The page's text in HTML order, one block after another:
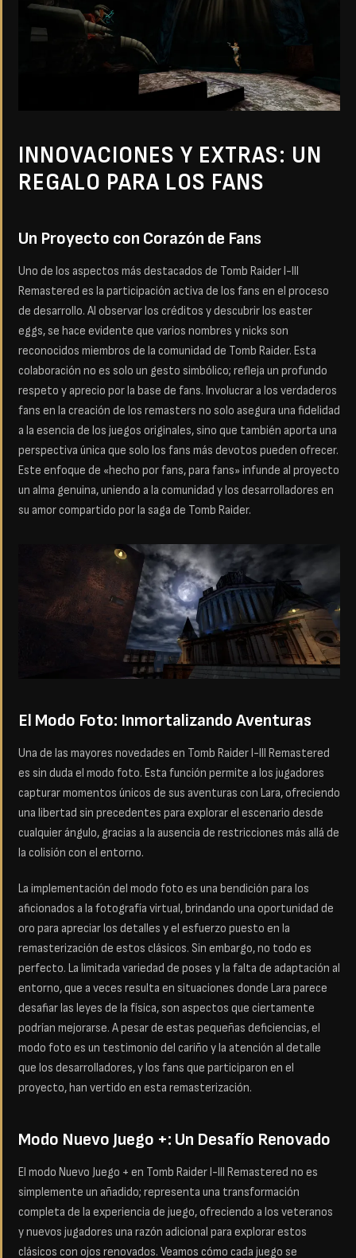
INNOVACIONES Y EXTRAS: UN
REGALO PARA LOS FANS
Un Proyecto con Corazón de Fans
Uno de los aspectos más destacados de Tomb Raider I-III
Remastered es la participación activa de los fans en el proceso
de desarrollo. Al observar los créditos y descubrir los easter
eggs, se hace evidente que varios nombres y nicks son
reconocidos miembros de la comunidad de Tomb Raider. Esta
colaboración no es solo un gesto simbólico; refleja un profundo
respeto y aprecio por la base de fans. Involucrar a los verdaderos
fans en la creación de los remasters no solo asegura una fidelidad
a la esencia de los juegos originales, sino que también aporta una
perspectiva única que solo los fans más devotos pueden ofrecer.
Este enfoque de «hecho por fans, para fans» infunde al proyecto
un alma genuina, uniendo a la comunidad y los desarrolladores en
su amor compartido por la saga de Tomb Raider.
El Modo Foto: Inmortalizando Aventuras
Una de las mayores novedades en Tomb Raider I-III Remastered
es sin duda el modo foto. Esta función permite a los jugadores
capturar momentos únicos de sus aventuras con Lara, ofreciendo
una libertad sin precedentes para explorar el escenario desde
cualquier ángulo, gracias a la ausencia de restricciones más allá de
la colisión con el entorno.
La implementación del modo foto es una bendición para los
aficionados a la fotografía virtual, brindando una oportunidad de
oro para apreciar los detalles y el esfuerzo puesto en la
remasterización de estos clásicos. Sin embargo, no todo es
perfecto. La limitada variedad de poses y la falta de adaptación al
entorno, que a veces resulta en situaciones donde Lara parece
desafiar las leyes de la física, son aspectos que ciertamente
podrían mejorarse. A pesar de estas pequeñas deficiencias, el
modo foto es un testimonio del cariño y la atención al detalle
que los desarrolladores, y los fans que participaron en el
proyecto, han vertido en esta remasterización.
Modo Nuevo Juego +: Un Desafío Renovado
El modo Nuevo Juego + en Tomb Raider I-III Remastered no es
simplemente un añadido; representa una transformación
completa de la experiencia de juego, ofreciendo a los veteranos
y nuevos jugadores una razón adicional para explorar estos
clásicos con ojos renovados. Veamos cómo cada juego se